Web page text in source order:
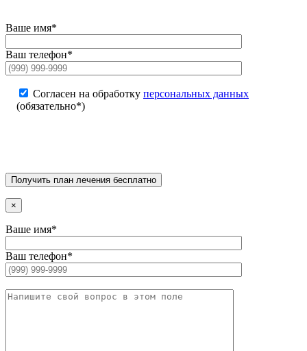
Ваше имя*
Ваш телефон*
Согласен на обработку персональных данных
(обязательно*)
×
Ваше имя*
Ваш телефон*